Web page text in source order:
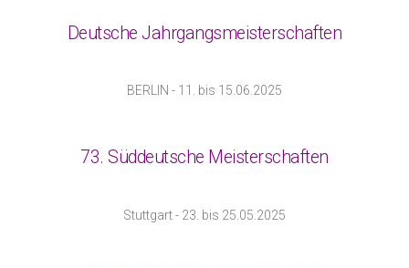
Deutsche Jahrgangsmeisterschaften
BERLIN - 11. bis 15.06.2025
73. Süddeutsche Meisterschaften
Stuttgart - 23. bis 25.05.2025